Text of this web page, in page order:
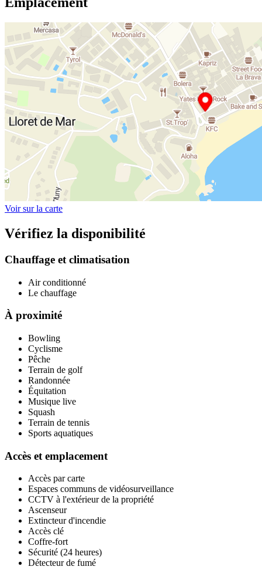
Voir sur la carte
Vérifiez la disponibilité
Chauffage et climatisation
Air conditionné
Le chauffage
À proximité
Bowling
Cyclisme
Pêche
Terrain de golf
Randonnée
Équitation
Musique live
Squash
Terrain de tennis
Sports aquatiques
Accès et emplacement
Accès par carte
Espaces communs de vidéosurveillance
CCTV à l'extérieur de la propriété
Ascenseur
Extincteur d'incendie
Accès clé
Coffre-fort
Sécurité (24 heures)
Détecteur de fumé